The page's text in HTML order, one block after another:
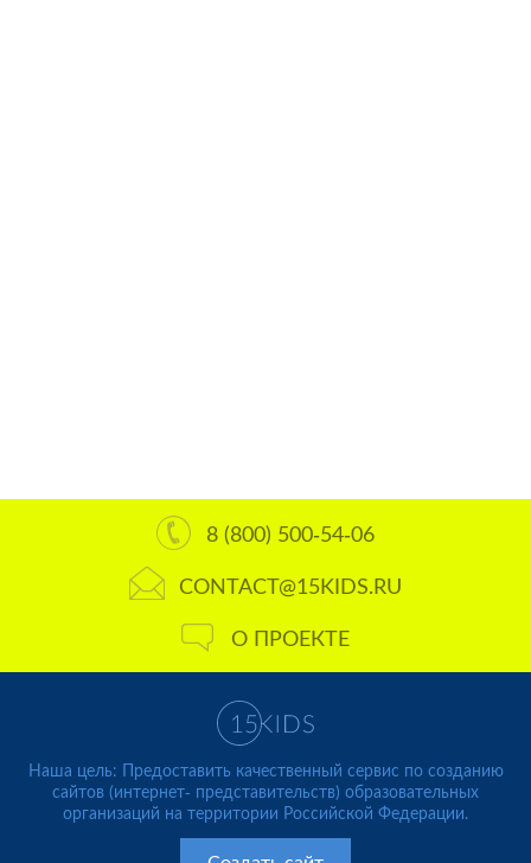
8 (800) 500-54-06
CONTACT@15KIDS.RU
О ПРОЕКТЕ
Наша цель: Предоставить качественный сервис по созданию
сайтов (интернет- представительств) образовательных
организаций на территории Российской Федерации.